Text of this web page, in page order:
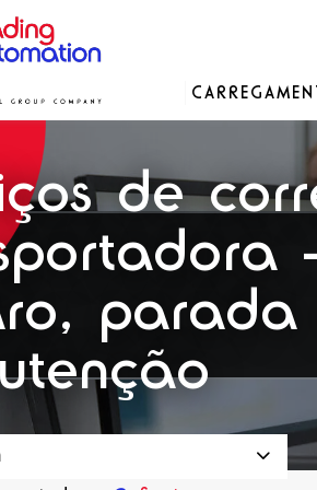
Main
menu
Peças de reposição
de
parada